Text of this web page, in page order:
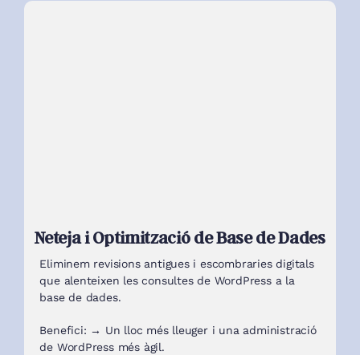
Neteja i Optimització de Base de Dades
Eliminem revisions antigues i escombraries digitals
que alenteixen les consultes de WordPress a la
base de dades.
Benefici: → Un lloc més lleuger i una administració
de WordPress més àgil.